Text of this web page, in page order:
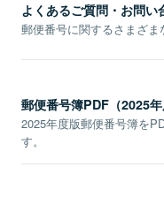
よくあるご質問・お問い
郵便番号に関するさまざま
郵便番号簿PDF（2025年
2025年度版郵便番号簿を
す。